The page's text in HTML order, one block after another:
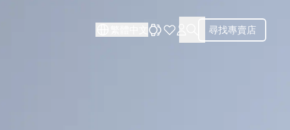
尋找專賣店
關閉
關閉